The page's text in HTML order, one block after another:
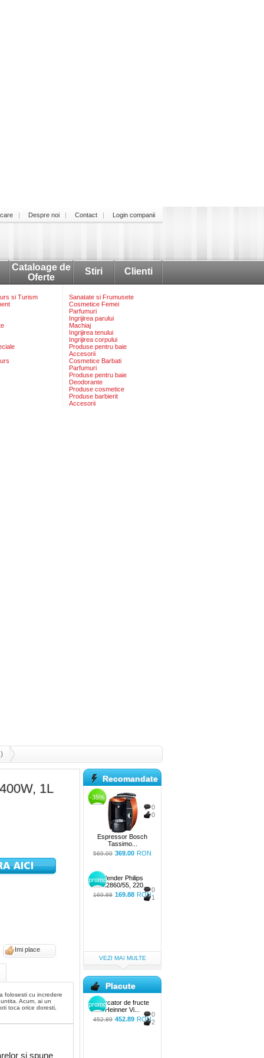
Despre noi Contact Login companii
Cataloage de
Oferte
Stiri Clienti
si Turism
Sanatate si Frumusete
Cosmetice Femei
Parfumuri
Ingrijirea parului
Machiaj
Ingrijirea tenului
Ingrijirea corpului
Produse pentru baie
Accesorii
Cosmetice Barbati
Parfumuri
Produse pentru baie
Deodorante
Produse cosmetice
Produse barbierit
Accesorii
1L
Imi place
folosesti cu incredere
Acum, ai un
toca orice doresti,
si spune
Recomandate
-35%
0
0
Espressor Bosch
Tassimo...
569.00 369.00 RON
promo
0
1
Blender Philips
HR2860/55, 220...
169.88 169.88 RON
VEZI MAI MULTE
Placute
promo
0
2
Storcator de fructe
Heinner Vi...
452.89 452.89 RON